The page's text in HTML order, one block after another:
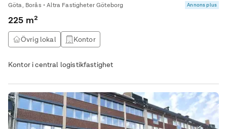
Göta, Borås • Altra Fastigheter Göteborg Annons plus
225 m²
Övrig lokal Kontor
Kontor i central logistikfastighet